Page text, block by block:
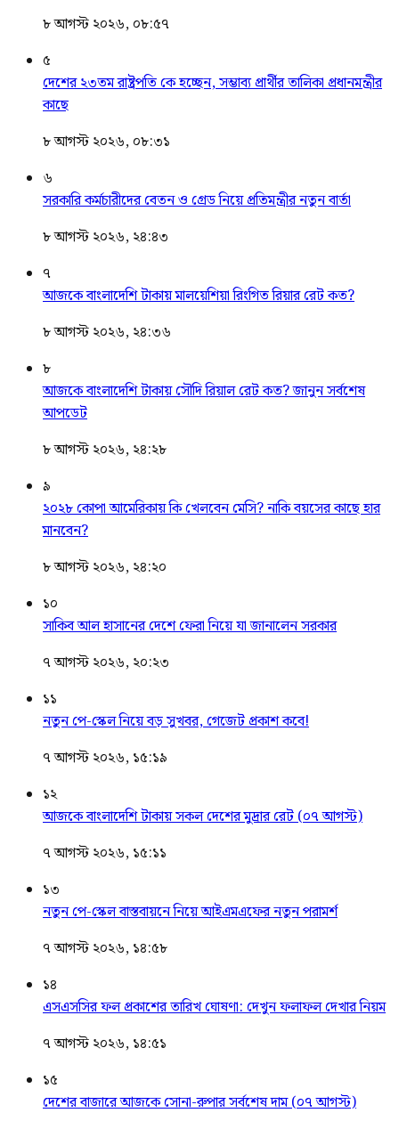
৮ আগস্ট ২০২৬, ০৮:৫৭
৫
দেশের ২৩তম রাষ্ট্রপতি কে হচ্ছেন, সম্ভাব্য প্রার্থীর তালিকা প্রধানমন্ত্রীর
কাছে
৮ আগস্ট ২০২৬, ০৮:৩১
৬
সরকারি কর্মচারীদের বেতন ও গ্রেড নিয়ে প্রতিমন্ত্রীর নতুন বার্তা
৮ আগস্ট ২০২৬, ২৪:৪৩
৭
আজকে বাংলাদেশি টাকায় মালয়েশিয়া রিংগিত রিয়ার রেট কত?
৮ আগস্ট ২০২৬, ২৪:৩৬
৮
আজকে বাংলাদেশি টাকায় সৌদি রিয়াল রেট কত? জানুন সর্বশেষ
আপডেট
৮ আগস্ট ২০২৬, ২৪:২৮
৯
২০২৮ কোপা আমেরিকায় কি খেলবেন মেসি? নাকি বয়সের কাছে হার
মানবেন?
৮ আগস্ট ২০২৬, ২৪:২০
১০
সাকিব আল হাসানের দেশে ফেরা নিয়ে যা জানালেন সরকার
৭ আগস্ট ২০২৬, ২০:২৩
১১
নতুন পে-স্কেল নিয়ে বড় সুখবর, গেজেট প্রকাশ কবে!
৭ আগস্ট ২০২৬, ১৫:১৯
১২
আজকে বাংলাদেশি টাকায় সকল দেশের মুদ্রার রেট (০৭ আগস্ট)
৭ আগস্ট ২০২৬, ১৫:১১
১৩
নতুন পে-স্কেল বাস্তবায়নে নিয়ে আইএমএফের নতুন পরামর্শ
৭ আগস্ট ২০২৬, ১৪:৫৮
১৪
এসএসসির ফল প্রকাশের তারিখ ঘোষণা: দেখুন ফলাফল দেখার নিয়ম
৭ আগস্ট ২০২৬, ১৪:৫১
১৫
দেশের বাজারে আজকে সোনা-রুপার সর্বশেষ দাম (০৭ আগস্ট)